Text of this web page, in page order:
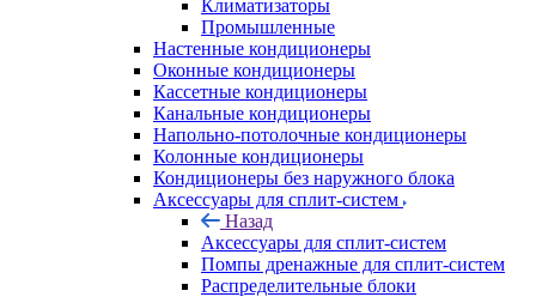
Климатизаторы
Промышленные
Настенные кондиционеры
Оконные кондиционеры
Кассетные кондиционеры
Канальные кондиционеры
Напольно-потолочные кондиционеры
Колонные кондиционеры
Кондиционеры без наружного блока
Аксессуары для сплит-систем
Назад
Аксессуары для сплит-систем
Помпы дренажные для сплит-систем
Распределительные блоки